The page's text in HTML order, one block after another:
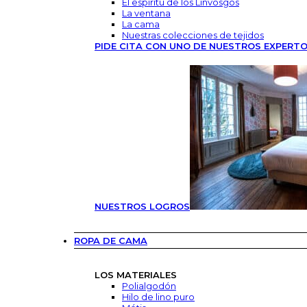
La ventana
La cama
Nuestras colecciones de tejidos
PIDE CITA CON UNO DE NUESTROS
NUESTROS LOGROS
ROPA DE CAMA
LOS MATERIALES
Polialgodón
Hilo de lino puro